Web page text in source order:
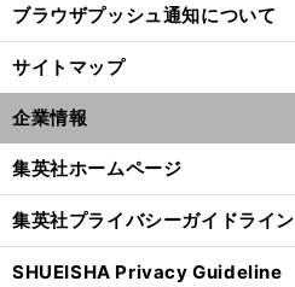
ブラウザプッシュ通知について
サイトマップ
企業情報
集英社ホームページ
集英社プライバシーガイドライン
SHUEISHA Privacy Guideline